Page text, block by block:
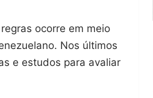
ocorre em meio
Nos últimos
e estudos para avaliar